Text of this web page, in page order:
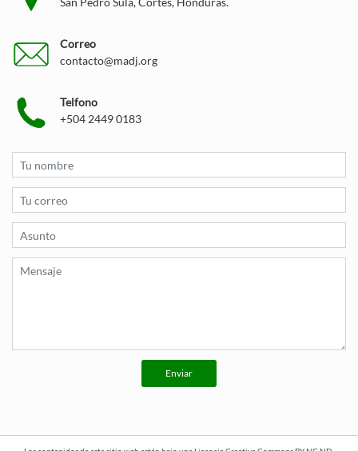
Correo
contacto@madj.org
Telfono
+504 2449 0183
Enviar